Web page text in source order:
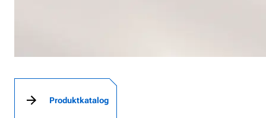
Produktkatalog